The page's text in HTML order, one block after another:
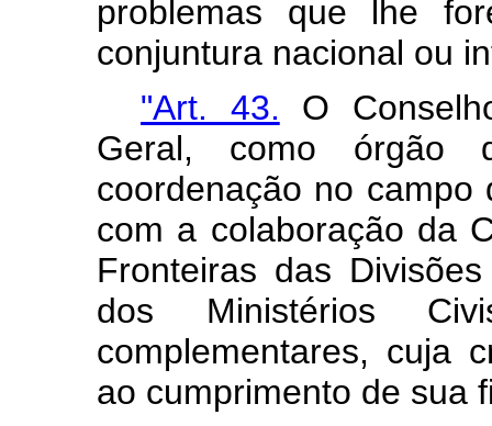
problemas que lhe
conjuntura nacional ou
"Art. 43. O
Geral, como órgão
coordenação no
com a colaboração da
Fronteiras das
dos Ministérios
complementares, cuja
ao cumprimento de sua